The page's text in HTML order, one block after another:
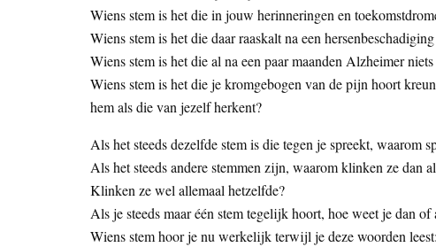
Wiens stem is het die in jouw herinneringen en
Wiens stem is het die daar raaskalt na een
Wiens stem is het die al na een paar maanden Alzheimer
Wiens stem is het die je kromgebogen van de pijn hoort
hem als die van jezelf herkent?
Als het steeds dezelfde stem is die tegen je spreekt, waarom
Als het steeds andere stemmen zijn, waarom klinken ze dan
Klinken ze wel allemaal hetzelfde?
Als je steeds maar één stem tegelijk hoort, hoe weet je dan
Wiens stem hoor je nu werkelijk terwijl je deze woorden